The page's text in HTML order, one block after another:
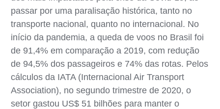
passar por uma paralisação histórica, tanto no
transporte nacional, quanto no internacional. No
início da pandemia, a queda de voos no Brasil foi
de 91,4% em comparação a 2019, com redução
de 94,5% dos passageiros e 74% das rotas. Pelos
cálculos da IATA (Internacional Air Transport
Association), no segundo trimestre de 2020, o
setor gastou US$ 51 bilhões para manter o